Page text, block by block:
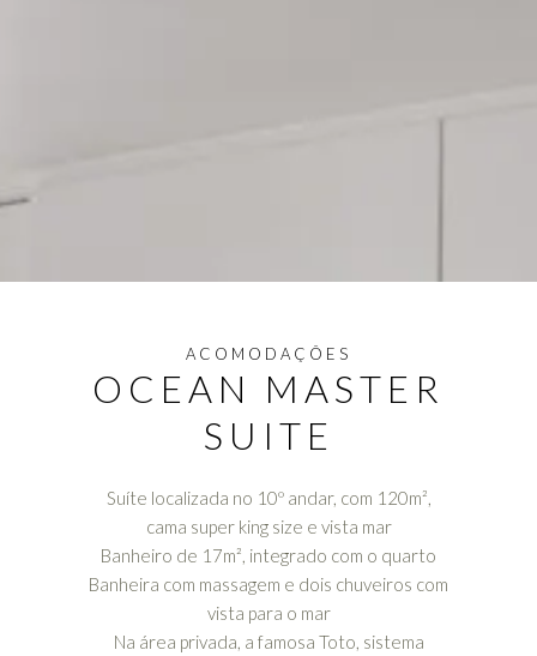
ACOMODAÇÕES
OCEAN MASTER
SUITE
Suíte localizada no 10º andar, com 120m²,
cama super king size e vista mar
Banheiro de 17m², integrado com o quarto
Banheira com massagem e dois chuveiros com
vista para o mar
Na área privada, a famosa Toto, sistema